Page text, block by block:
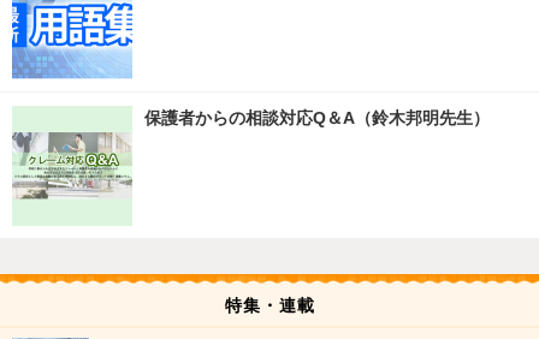
保護者からの相談対応Q＆A（鈴木邦明先生）
特集・連載